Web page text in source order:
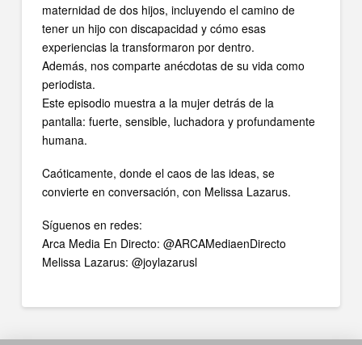
maternidad de dos hijos, incluyendo el camino de
tener un hijo con discapacidad y cómo esas
experiencias la transformaron por dentro.
Además, nos comparte anécdotas de su vida como
periodista.
Este episodio muestra a la mujer detrás de la
pantalla: fuerte, sensible, luchadora y profundamente
humana.
Caóticamente, donde el caos de las ideas, se
convierte en conversación, con Melissa Lazarus.
Síguenos en redes:
Arca Media En Directo: @ARCAMediaenDirecto
Melissa Lazarus: @joylazarusl